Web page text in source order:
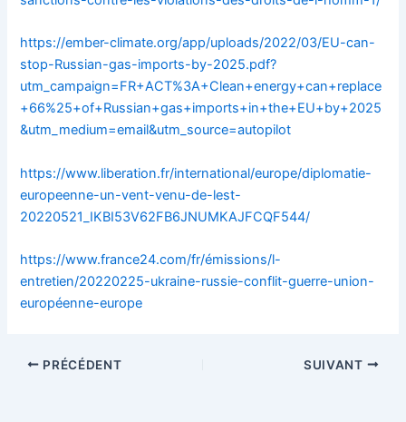
https://ember-climate.org/app/uploads/2022/03/EU-can-
stop-Russian-gas-imports-by-2025.pdf?
utm_campaign=FR+ACT%3A+Clean+energy+can+replace
+66%25+of+Russian+gas+imports+in+the+EU+by+2025
&utm_medium=email&utm_source=autopilot
https://www.liberation.fr/international/europe/diplomatie-
europeenne-un-vent-venu-de-lest-
20220521_IKBI53V62FB6JNUMKAJFCQF544/
https://www.france24.com/fr/émissions/l-
entretien/20220225-ukraine-russie-conflit-guerre-union-
européenne-europe
PRÉCÉDENT SUIVANT